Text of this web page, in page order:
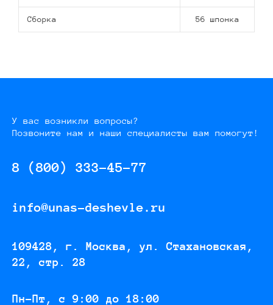
Сборка 56 шпонка
У вас возникли вопросы?
Позвоните нам и наши специалисты вам помогут!
8 (800) 333-45-77
info@unas-deshevle.ru
109428, г. Москва, ул. Стахановская,
22, стр. 28
Пн-Пт, с 9:00 до 18:00